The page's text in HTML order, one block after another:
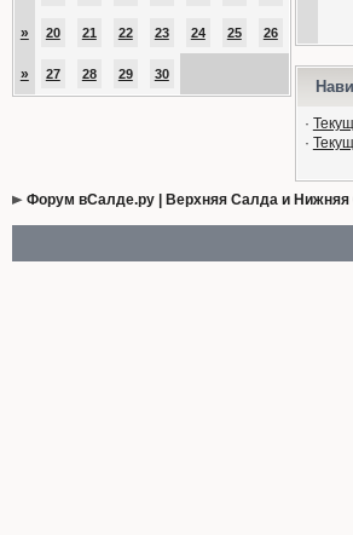
» 20 21 22 23 24 25 26
» 27 28 29 30
·
·
Форум вСалде.ру | Верхняя Салда и